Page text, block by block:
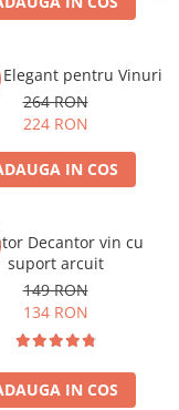
pentru Vinuri
264 RON
224 RON
IN COS
Decantor vin cu
suport arcuit
149 RON
134 RON
IN COS